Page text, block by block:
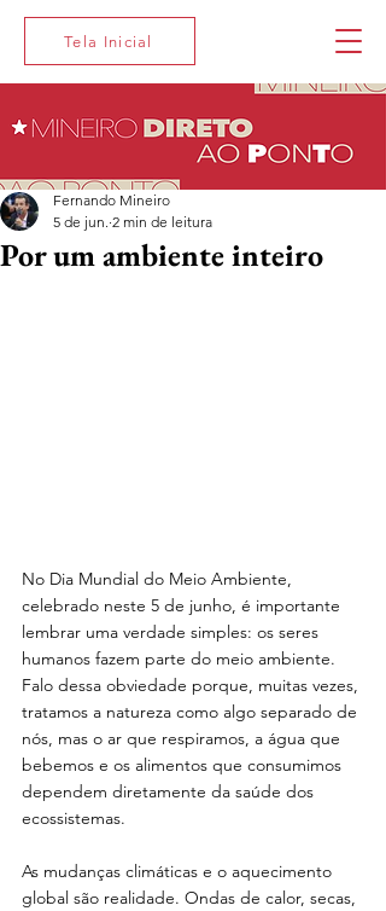
Tela Inicial
Por um ambiente inteiro
Fernando Mineiro
5 de jun. 2 min de leitura
No Dia Mundial do Meio Ambiente,
celebrado neste 5 de junho, é importante
lembrar uma verdade simples: os seres
humanos fazem parte do meio ambiente.
Falo dessa obviedade porque, muitas vezes,
tratamos a natureza como algo separado de
nós, mas o ar que respiramos, a água que
bebemos e os alimentos que consumimos
dependem diretamente da saúde dos
ecossistemas.
As mudanças climáticas e o aquecimento
global são realidade. Ondas de calor, secas,